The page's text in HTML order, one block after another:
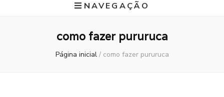
NAVEGAÇÃO
como fazer pururuca
Página inicial / como fazer pururuca